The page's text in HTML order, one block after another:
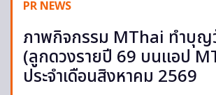
PR NEWS
ภาพกิจกรรม MThai ทำบุญ
(ลูกดวงรายปี 69 บนแอป
ประจำเดือนสิงหาคม 2569